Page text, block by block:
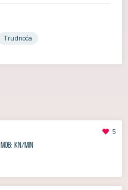
Trudnoća
5
Mob: kn/min